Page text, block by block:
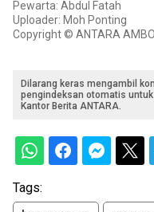
Pewarta: Abdul Fatah
Uploader: Moh Ponting
Copyright © ANTARA
Dilarang keras mengambil
pengindeksan otomatis
Kantor Berita ANTARA.
Tags: